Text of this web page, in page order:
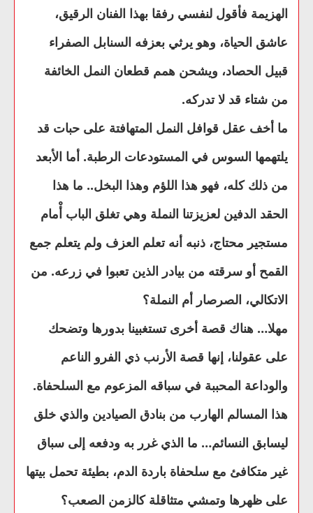
الهزيمة فأقول لنفسي رفقا بهذا الفنان الرقيق،
عاشق الحياة، وهو يرثي بعزفه السنابل الصفراء
قبيل الحصاد، ويشحن همم قطعان النمل الخائفة
من شتاء قد لا تدركه.
ما أخف عقل قوافل النمل المتهافتة على حبات قد
يلتهمها السوس في المستودعات الرطبة. أما الأبعد
من ذلك كله، فهو هذا اللؤم وهذا البخل.. ما هذا
الحقد الدفين لعزيزتنا النملة وهي تغلق الباب أْمام
مستجير محتاج، ذنبه أنه تعلم العزف ولم يتعلم جمع
القمح أو سرقته من بيادر الذين تعبوا في زرعه. من
الاتكالي، الصرصار أم النملة؟
مهلا… هناك قصة أخرى تستغبينا بدورها وتضحك
على عقولنا، إنها قصة الأرنب ذي الفرو الناعم
والوداعة المحببة في سباقه المزعوم مع السلحفاة.
هذا المسالم الهارب من بنادق الصيادين والذي خلق
ليسابق النسائم… ما الذي غرر به ودفعه إلى سباق
غير متكافئ مع سلحفاة باردة الدم، بطيئة تحمل بيتها
على ظهرها وتمشي متثاقلة كالزمن الصعب؟